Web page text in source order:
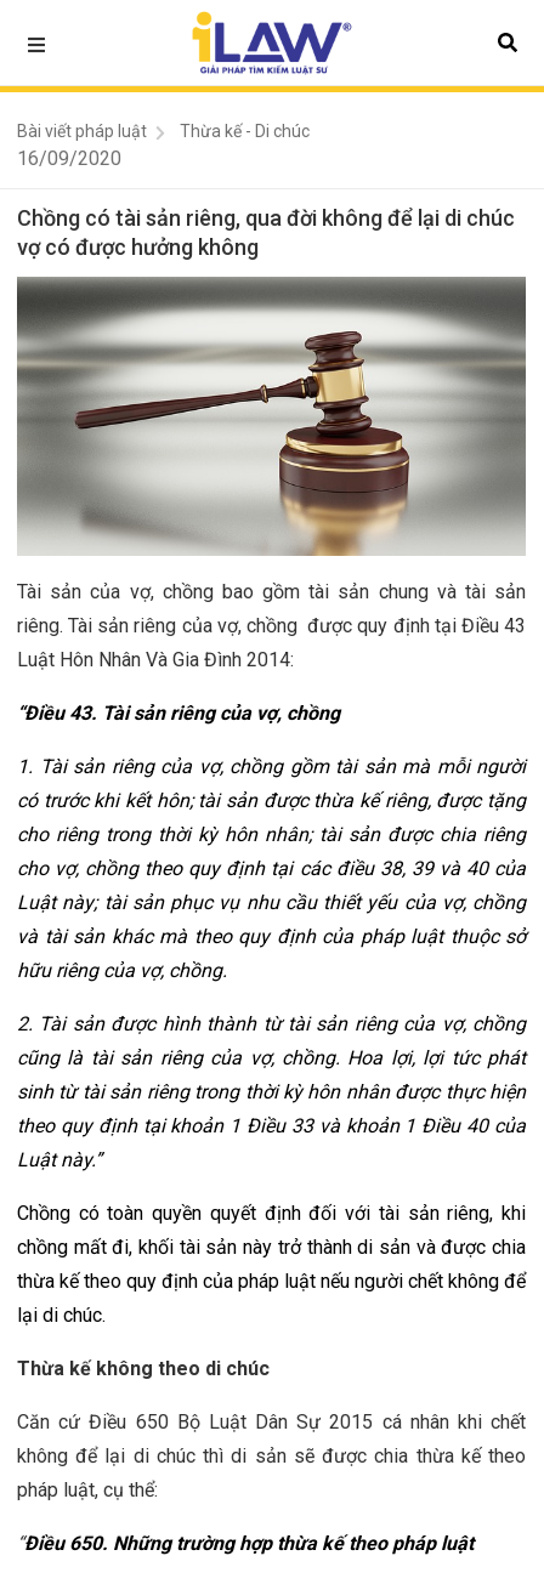
Bài viết pháp luật Thừa kế - Di chúc
16/09/2020
Chồng có tài sản riêng, qua đời không để lại di chúc
vợ có được hưởng không
Tài sản của vợ, chồng bao gồm tài sản chung và tài sản
riêng. Tài sản riêng của vợ, chồng  được quy định tại Điều 43
Luật Hôn Nhân Và Gia Đình 2014:
“Điều 43. Tài sản riêng của vợ, chồng
1. Tài sản riêng của vợ, chồng gồm tài sản mà mỗi người
có trước khi kết hôn; tài sản được thừa kế riêng, được tặng
cho riêng trong thời kỳ hôn nhân; tài sản được chia riêng
cho vợ, chồng theo quy định tại các điều 38, 39 và 40 của
Luật này; tài sản phục vụ nhu cầu thiết yếu của vợ, chồng
và tài sản khác mà theo quy định của pháp luật thuộc sở
hữu riêng của vợ, chồng.
2. Tài sản được hình thành từ tài sản riêng của vợ, chồng
cũng là tài sản riêng của vợ, chồng. Hoa lợi, lợi tức phát
sinh từ tài sản riêng trong thời kỳ hôn nhân được thực hiện
theo quy định tại khoản 1 Điều 33 và khoản 1 Điều 40 của
Luật này.”
Chồng có toàn quyền quyết định đối với tài sản riêng, khi
chồng mất đi, khối tài sản này trở thành di sản và được chia
thừa kế theo quy định của pháp luật nếu người chết không để
lại di chúc.
Thừa kế không theo di chúc
Căn cứ Điều 650 Bộ Luật Dân Sự 2015 cá nhân khi chết
không để lại di chúc thì di sản sẽ được chia thừa kế theo
pháp luật, cụ thể:
“Điều 650. Những trường hợp thừa kế theo pháp luật